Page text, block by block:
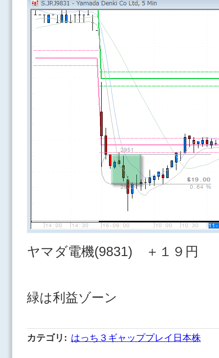
ヤマダ電機(9831) ＋１９円
緑は利益ゾーン
カテゴリ : はっち３ギャッププレイ日本株